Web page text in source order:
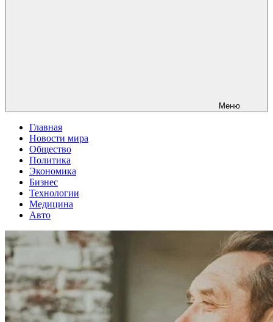
Меню
Главная
Новости мира
Общество
Политика
Экономика
Бизнес
Технологии
Медицина
Авто